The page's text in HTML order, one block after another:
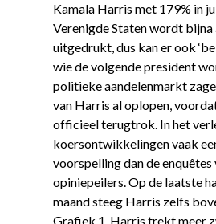
Kamala Harris met 179% in
Verenigde Staten wordt bijna
uitgedrukt, dus kan er ook
wie de volgende president
politieke aandelenmarkt
van Harris al oplopen,
officieel terugtrok. In het
koersontwikkelingen vaak
voorspelling dan de enquêtes
opiniepeilers. Op de laatste
maand steeg Harris zelfs
Grafiek 1. Harris trekt meer